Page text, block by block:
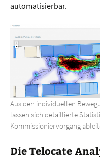
automatisierbar.
Aus den individuellen
lassen sich detaillierte
Kommissioniervorgang
Die Telocate